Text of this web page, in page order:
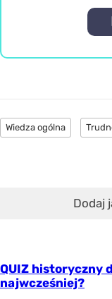
Wiedza ogólna
Dodaj
QUIZ historyczny
najwcześniej?